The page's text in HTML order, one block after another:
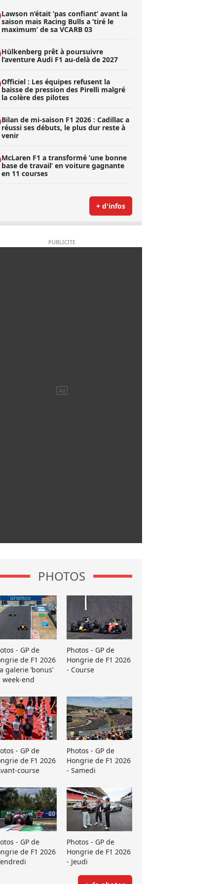
Lawson n’était ’pas confiant’ avant la
saison mais Racing Bulls a ’tiré le
maximum’ de sa VCARB 03
Hülkenberg prêt à poursuivre
l’aventure Audi F1 au-delà de 2027
Officiel : Les équipes refusent la
baisse de pression des Pirelli malgré
la colère des pilotes
Bilan de mi-saison F1 2026 : Cadillac a
réussi ses débuts, le plus dur reste à
venir
McLaren F1 a transformé ’une bonne
base de travail’ en voiture gagnante
en 11 courses
+ d'infos
PHOTOS
- GP de
de F1 2026
galerie ’bonus’
week-end
Photos - GP de
Hongrie de F1 2026
- Course
- GP de
de F1 2026
course
Photos - GP de
Hongrie de F1 2026
- Samedi
- GP de
de F1 2026
Photos - GP de
Hongrie de F1 2026
- Jeudi